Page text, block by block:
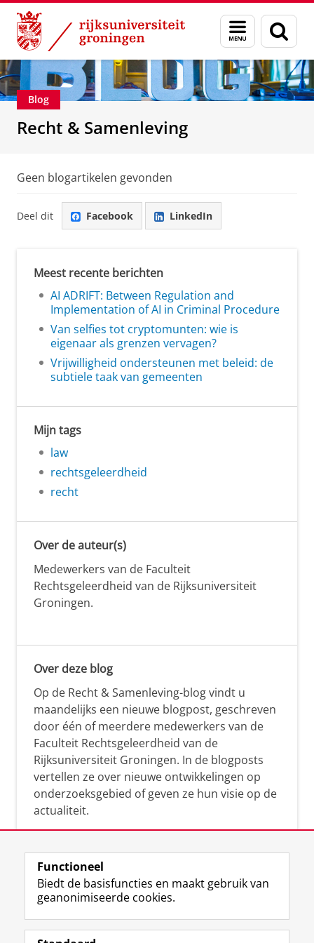
Skip
Content
Skip
Navigation
Menu
en
zoeken
Over ons Recht & Samenleving
Blog
Recht & Samenleving
Geen blogartikelen gevonden
Deel dit Facebook LinkedIn
Meest recente berichten
AI ADRIFT: Between Regulation and
Implementation of AI in Criminal Procedure
Van selfies tot cryptomunten: wie is
eigenaar als grenzen vervagen?
Vrijwilligheid ondersteunen met beleid: de
subtiele taak van gemeenten
Mijn tags
law
rechtsgeleerdheid
recht
Over de auteur(s)
Medewerkers van de Faculteit
Rechtsgeleerdheid van de Rijksuniversiteit
Groningen.
Over deze blog
Op de Recht & Samenleving-blog vindt u
maandelijks een nieuwe blogpost, geschreven
door één of meerdere medewerkers van de
Faculteit Rechtsgeleerdheid van de
Rijksuniversiteit Groningen. In de blogposts
vertellen ze over nieuwe ontwikkelingen op
onderzoeksgebied of geven ze hun visie op de
actualiteit.
Volg de RUG
F
a
L
i
R
S
I
n
Y
o
Functioneel
Biedt de basisfuncties en maakt gebruik van
geanonimiseerde cookies.